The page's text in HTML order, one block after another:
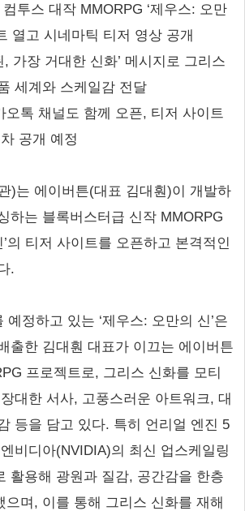
투스 대작 MMORPG ‘제우스: 오만
열고 시네마틱 티저 영상 공개
, 가장 거대한 신화’ 메시지로 그리스
세계와 스케일감 전달
오톡 채널도 함께 오픈, 티저 사이트
공개 예정
)는 에이버튼(대표 김대훤)이 개발하
하는 블록버스터급 신작 MMORPG
’의 티저 사이트를 오픈하고 본격적인
.
예정하고 있는 ‘제우스: 오만의 신’은
출한 김대훤 대표가 이끄는 에이버튼
프로젝트로, 그리스 신화를 모티
대한 서사, 고풍스러운 아트워크, 대
등을 담고 있다. 특히 언리얼 엔진 5
비디아(NVIDIA)의 최신 업스케일링
활용해 광원과 질감, 공간감을 한층
으며, 이를 통해 그리스 신화를 재해